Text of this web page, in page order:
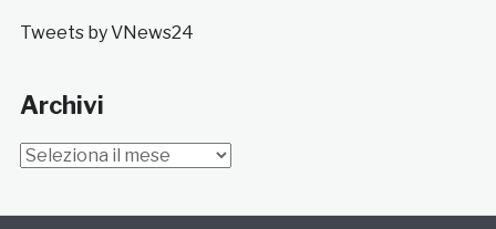
Tweets by VNews24
Archivi
Archivi